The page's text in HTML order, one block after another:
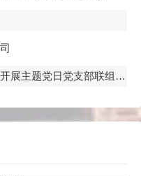
主题党日党支部联组学习
科研诚信与学术规